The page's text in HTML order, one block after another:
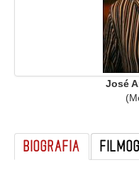
José
BIOGRAFIA